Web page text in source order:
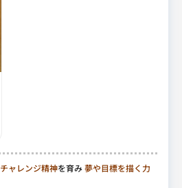
チャレンジ精神を育み夢や目標を描く力